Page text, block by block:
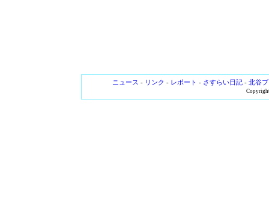
ニュース - リンク - レポート - さすらい日記- 北谷